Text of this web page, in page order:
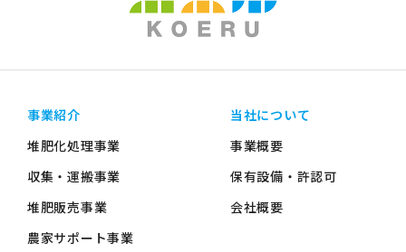
事業紹介
堆肥化処理事業
収集・運搬事業
堆肥販売事業
農家サポート事業
当社について
事業概要
保有設備・許認可
会社概要